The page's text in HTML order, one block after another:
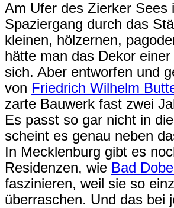
Am Ufer des Zierker Sees
Spaziergang durch das
kleinen, hölzernen,
hätte man das Dekor
sich. Aber entworfen und
von Friedrich Wilhelm
zarte Bauwerk fast zwei
Es passt so gar nicht in
scheint es genau neben
In Mecklenburg gibt es
Residenzen, wie Bad
faszinieren, weil sie so
überraschen. Und das bei